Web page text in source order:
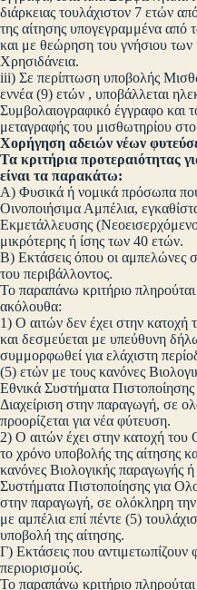
διάρκειας τουλάχιστον 7 ετών
της αίτησης υπογεγραμμένα από
και με θεώρηση του γνήσιου
Χρησιδάνεια.
iii) Σε περίπτωση υποβολής
εννέα (9) ετών , υποβάλλεται
Συμβολαιογραφικό έγγραφο και
μεταγραφής του μισθωτηρίου
Χορήγηση αδειών νέων
Τα κριτήρια προτεραιότητας
είναι τα παρακάτω:
Α) Φυσικά ή νομικά πρόσωπα
Οινοποιήσιμα Αμπέλια,
Εκμετάλλευσης
μικρότερης ή ίσης των 40 ετών.
Β) Εκτάσεις όπου οι αμπελώνες
του περιβάλλοντος.
Το παραπάνω κριτήριο
ακόλουθα:
1) Ο αιτών δεν έχει στην κατοχή
και δεσμεύεται με υπεύθυνη
συμμορφωθεί για ελάχιστη
(5) ετών με τους κανόνες
Εθνικά Συστήματα
Διαχείριση στην παραγωγή, σε
προορίζεται για νέα φύτευση.
2) Ο αιτών έχει στην κατοχή του
το χρόνο υποβολής της αίτησης
κανόνες Βιολογικής παραγωγής
Συστήματα Πιστοποίησης για
στην παραγωγή, σε ολόκληρη την
με αμπέλια επί πέντε (5)
υποβολή της αίτησης.
Γ) Εκτάσεις που αντιμετωπίζουν
περιορισμούς.
Το παραπάνω κριτήριο